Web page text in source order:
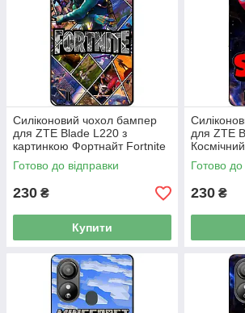
Силіконовий чохол бампер
для ZTE Blade L220 з
картинкою Фортнайт Fortnite
Готово до відправки
230 ₴
Купити
для ZTE
Готово до
230 ₴